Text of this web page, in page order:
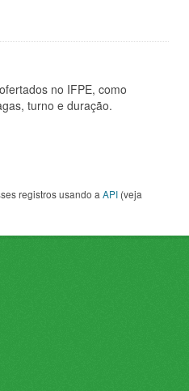
no IFPE, como
turno e duração.
registros usando a API (veja